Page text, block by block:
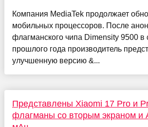
Компания MediaTek продолжает
мобильных процессоров. После
флагманского чипа Dimensity 9500 в
прошлого года производитель
улучшенную версию &...
Представлены Xiaomi 17 Pro и
флагманы со вторым экраном и